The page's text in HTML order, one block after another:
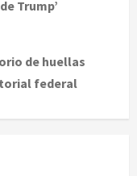
Trump’
de huellas
federal